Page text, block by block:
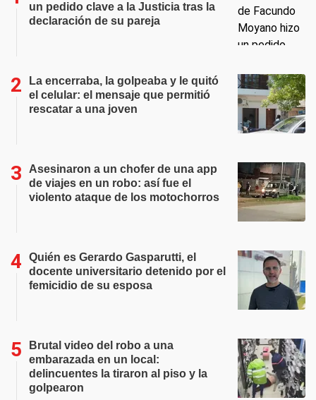
un pedido clave a la Justicia tras la
declaración de su pareja
La encerraba, la golpeaba y le quitó
el celular: el mensaje que permitió
rescatar a una joven
Asesinaron a un chofer de una app
de viajes en un robo: así fue el
violento ataque de los motochorros
Quién es Gerardo Gasparutti, el
docente universitario detenido por el
femicidio de su esposa
Brutal video del robo a una
embarazada en un local:
delincuentes la tiraron al piso y la
golpearon